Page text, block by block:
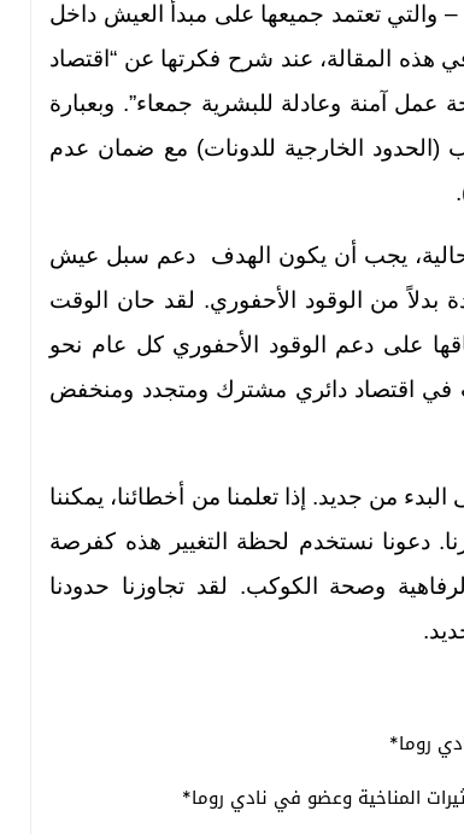
والتي تعتمد جميعها على مبدأ العيش داخل
هذه المقالة، عند شرح فكرتها عن “اقتصاد
آمنة وعادلة للبشرية جمعاء”. وبعبارة
(الحدود الخارجية للدونات) مع ضمان عدم
يجب أن يكون الهدف دعم سبل عيش
بدلاً من الوقود الأحفوري. لقد حان الوقت
التي يتم إنفاقها على دعم الوقود الأحفوري كل عام نحو
في اقتصاد دائري مشترك ومتجدد ومنخفض
من جديد. إذا تعلمنا من أخطائنا، يمكننا
دعونا نستخدم لحظة التغيير هذه كفرصة
وصحة الكوكب. لقد تجاوزنا حدودنا
روما*
المناخية وعضو في نادي روما*